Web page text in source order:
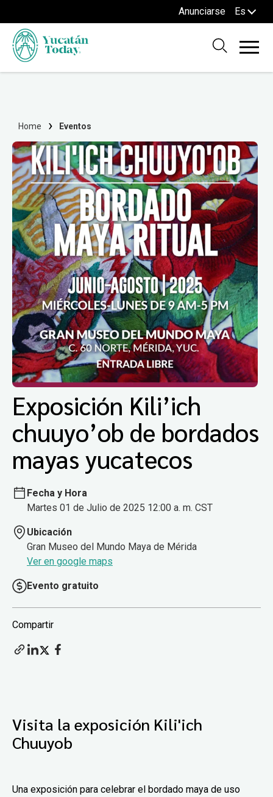
Anunciarse Es
Home Eventos
Exposición Kili’ich
chuuyo’ob de bordados
mayas yucatecos
Fecha y Hora
Martes 01 de Julio de 2025 12:00 a. m. CST
Ubicación
Gran Museo del Mundo Maya de Mérida
Ver en google maps
Evento gratuito
Compartir
Visita la exposición Kili'ich
Chuuyob
Una exposición para celebrar el bordado maya de uso